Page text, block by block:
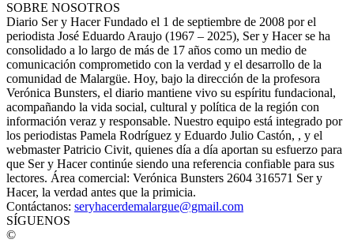
SOBRE NOSOTROS
Diario Ser y Hacer Fundado el 1 de septiembre de 2008 por el
periodista José Eduardo Araujo (1967 – 2025), Ser y Hacer se ha
consolidado a lo largo de más de 17 años como un medio de
comunicación comprometido con la verdad y el desarrollo de la
comunidad de Malargüe. Hoy, bajo la dirección de la profesora
Verónica Bunsters, el diario mantiene vivo su espíritu fundacional,
acompañando la vida social, cultural y política de la región con
información veraz y responsable. Nuestro equipo está integrado por
los periodistas Pamela Rodríguez y Eduardo Julio Castón, , y el
webmaster Patricio Civit, quienes día a día aportan su esfuerzo para
que Ser y Hacer continúe siendo una referencia confiable para sus
lectores. Área comercial: Verónica Bunsters 2604 316571 Ser y
Hacer, la verdad antes que la primicia.
Contáctanos: seryhacerdemalargue@gmail.com
SÍGUENOS
©